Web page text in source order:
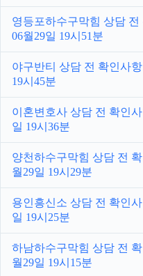
영등포하수구막힘 상담 전
06월29일 19시51분
야구반티 상담 전 확인사항
19시45분
이혼변호사 상담 전 확인
일 19시36분
양천하수구막힘 상담 전
월29일 19시29분
용인흥신소 상담 전 확인
일 19시25분
하남하수구막힘 상담 전
월29일 19시15분